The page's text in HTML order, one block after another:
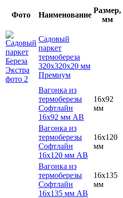
Фото Наименование
Размер,
мм
Садовый
паркет
термобереза
320х320х20 мм
Премиум
Вагонка из
термоберезы
Софтлайн
16х92 мм АВ
16x92
мм
Вагонка из
термоберезы
Софтлайн
16х120 мм АВ
16x120
мм
Вагонка из
термоберезы
Софтлайн
16х135 мм АВ
16x135
мм